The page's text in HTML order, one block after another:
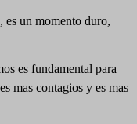
un momento duro,
es fundamental para
mas contagios y es mas